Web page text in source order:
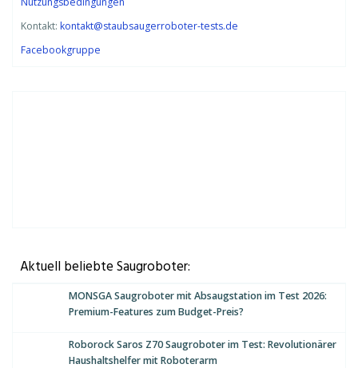
Kontakt: kontakt@staubsaugerroboter-tests.de
Facebookgruppe
Aktuell beliebte Saugroboter:
MONSGA Saugroboter mit Absaugstation im Test 2026:
Premium-Features zum Budget-Preis?
Roborock Saros Z70 Saugroboter im Test: Revolutionärer
Haushaltshelfer mit Roboterarm